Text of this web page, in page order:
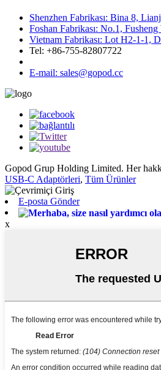
Shenzhen Fabrikası: Bina 8,
Foshan Fabrikası: No.1,
Vietnam Fabrikası: Lot H2-1-1,
Tel: +86-755-82807722
E-mail: sales@gopod.cc
Gopod Grup Holding Limited. Her
USB-C Adaptörleri, Tüm Ürünler
E-posta Gönder
x